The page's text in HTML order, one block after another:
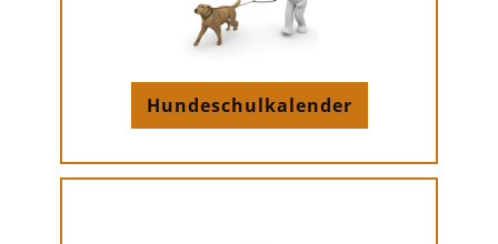
Hundeschulkalender